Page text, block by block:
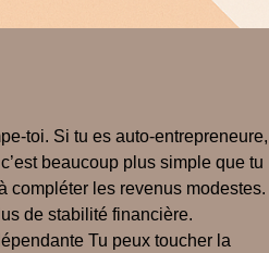
toi. Si tu es auto-entrepreneure,
beaucoup plus simple que tu
compléter les revenus modestes.
de stabilité financière.
Tu peux toucher la